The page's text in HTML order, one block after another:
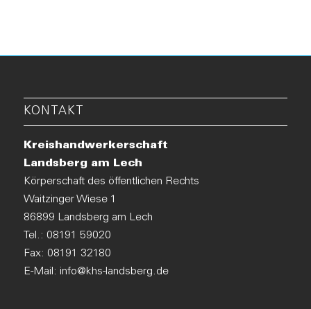
KONTAKT
Kreishandwerkerschaft
Landsberg am Lech
Körperschaft des öffentlichen Rechts
Waitzinger Wiese 1
86899 Landsberg am Lech
Tel.: 08191 59020
Fax: 08191 32180
E-Mail: info@khs-landsberg.de